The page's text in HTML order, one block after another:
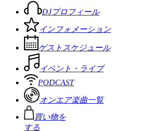
DJプロフィール
インフォメーション
ゲストスケジュール
イベント・ライブ
PODCAST
オンエア楽曲一覧
買い物を
する